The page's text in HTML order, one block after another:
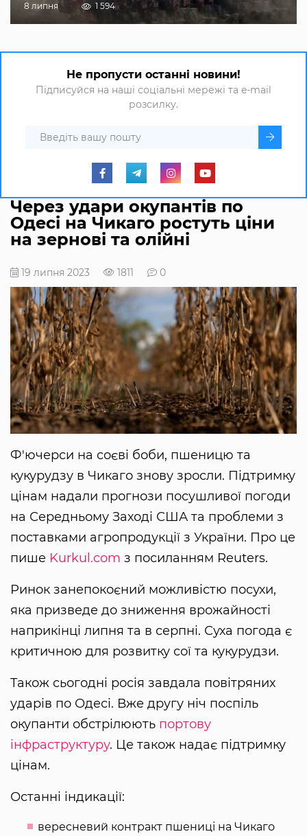
8 липня 1 594
Не пропусти останні новини!
Підписуйся на наші соціальні мережі та e-mail
розсилку.
Через удари окупантів по
Одесі на Чикаго ростуть ціни
на зернові та олійні
19 липня 2023 1811 0
Ф'ючерси на соєві боби, пшеницю та
кукурудзу в Чикаго знову зросли. Підтримку
цінам надали прогнози посушливої погоди
на Середньому Заході США та проблеми з
поставками агропродукції з України. Про це
пише Kurkul.com з посиланням Reuters.
Ринок занепокоєний можливістю посухи,
яка призведе до зниження врожайності
наприкінці липня та в серпні. Суха погода є
критичною для розвитку сої та кукурудзи.
Також сьогодні росія завдала повітряних
ударів по Одесі. Вже другу ніч поспіль
окупанти обстрілюють портову
інфраструктуру. Це також надає підтримку
цінам.
Останні індикації:
вересневий контракт пшениці на Чикаго